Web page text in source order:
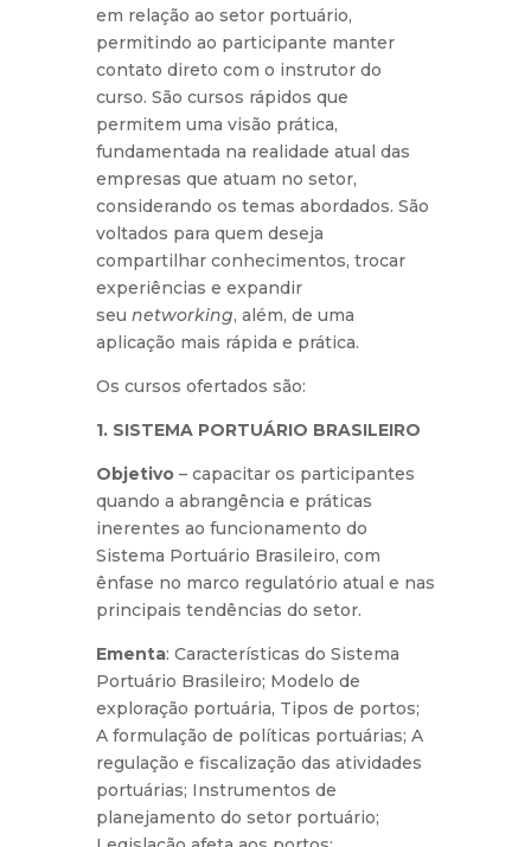
em relação ao setor portuário,
permitindo ao participante manter
contato direto com o instrutor do
curso. São cursos rápidos que
permitem uma visão prática,
fundamentada na realidade atual das
empresas que atuam no setor,
considerando os temas abordados. São
voltados para quem deseja
compartilhar conhecimentos, trocar
experiências e expandir
seu networking, além, de uma
aplicação mais rápida e prática.
Os cursos ofertados são:
1. SISTEMA PORTUÁRIO BRASILEIRO
Objetivo– capacitar os participantes
quando a abrangência e práticas
inerentes ao funcionamento do
Sistema Portuário Brasileiro, com
ênfase no marco regulatório atual e nas
principais tendências do setor.
Ementa: Características do Sistema
Portuário Brasileiro; Modelo de
exploração portuária, Tipos de portos;
A formulação de políticas portuárias; A
regulação e fiscalização das atividades
portuárias; Instrumentos de
planejamento do setor portuário;